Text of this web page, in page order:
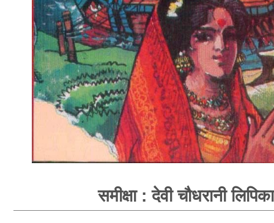
समीक्षा : देवी चौधरानी लिपिका